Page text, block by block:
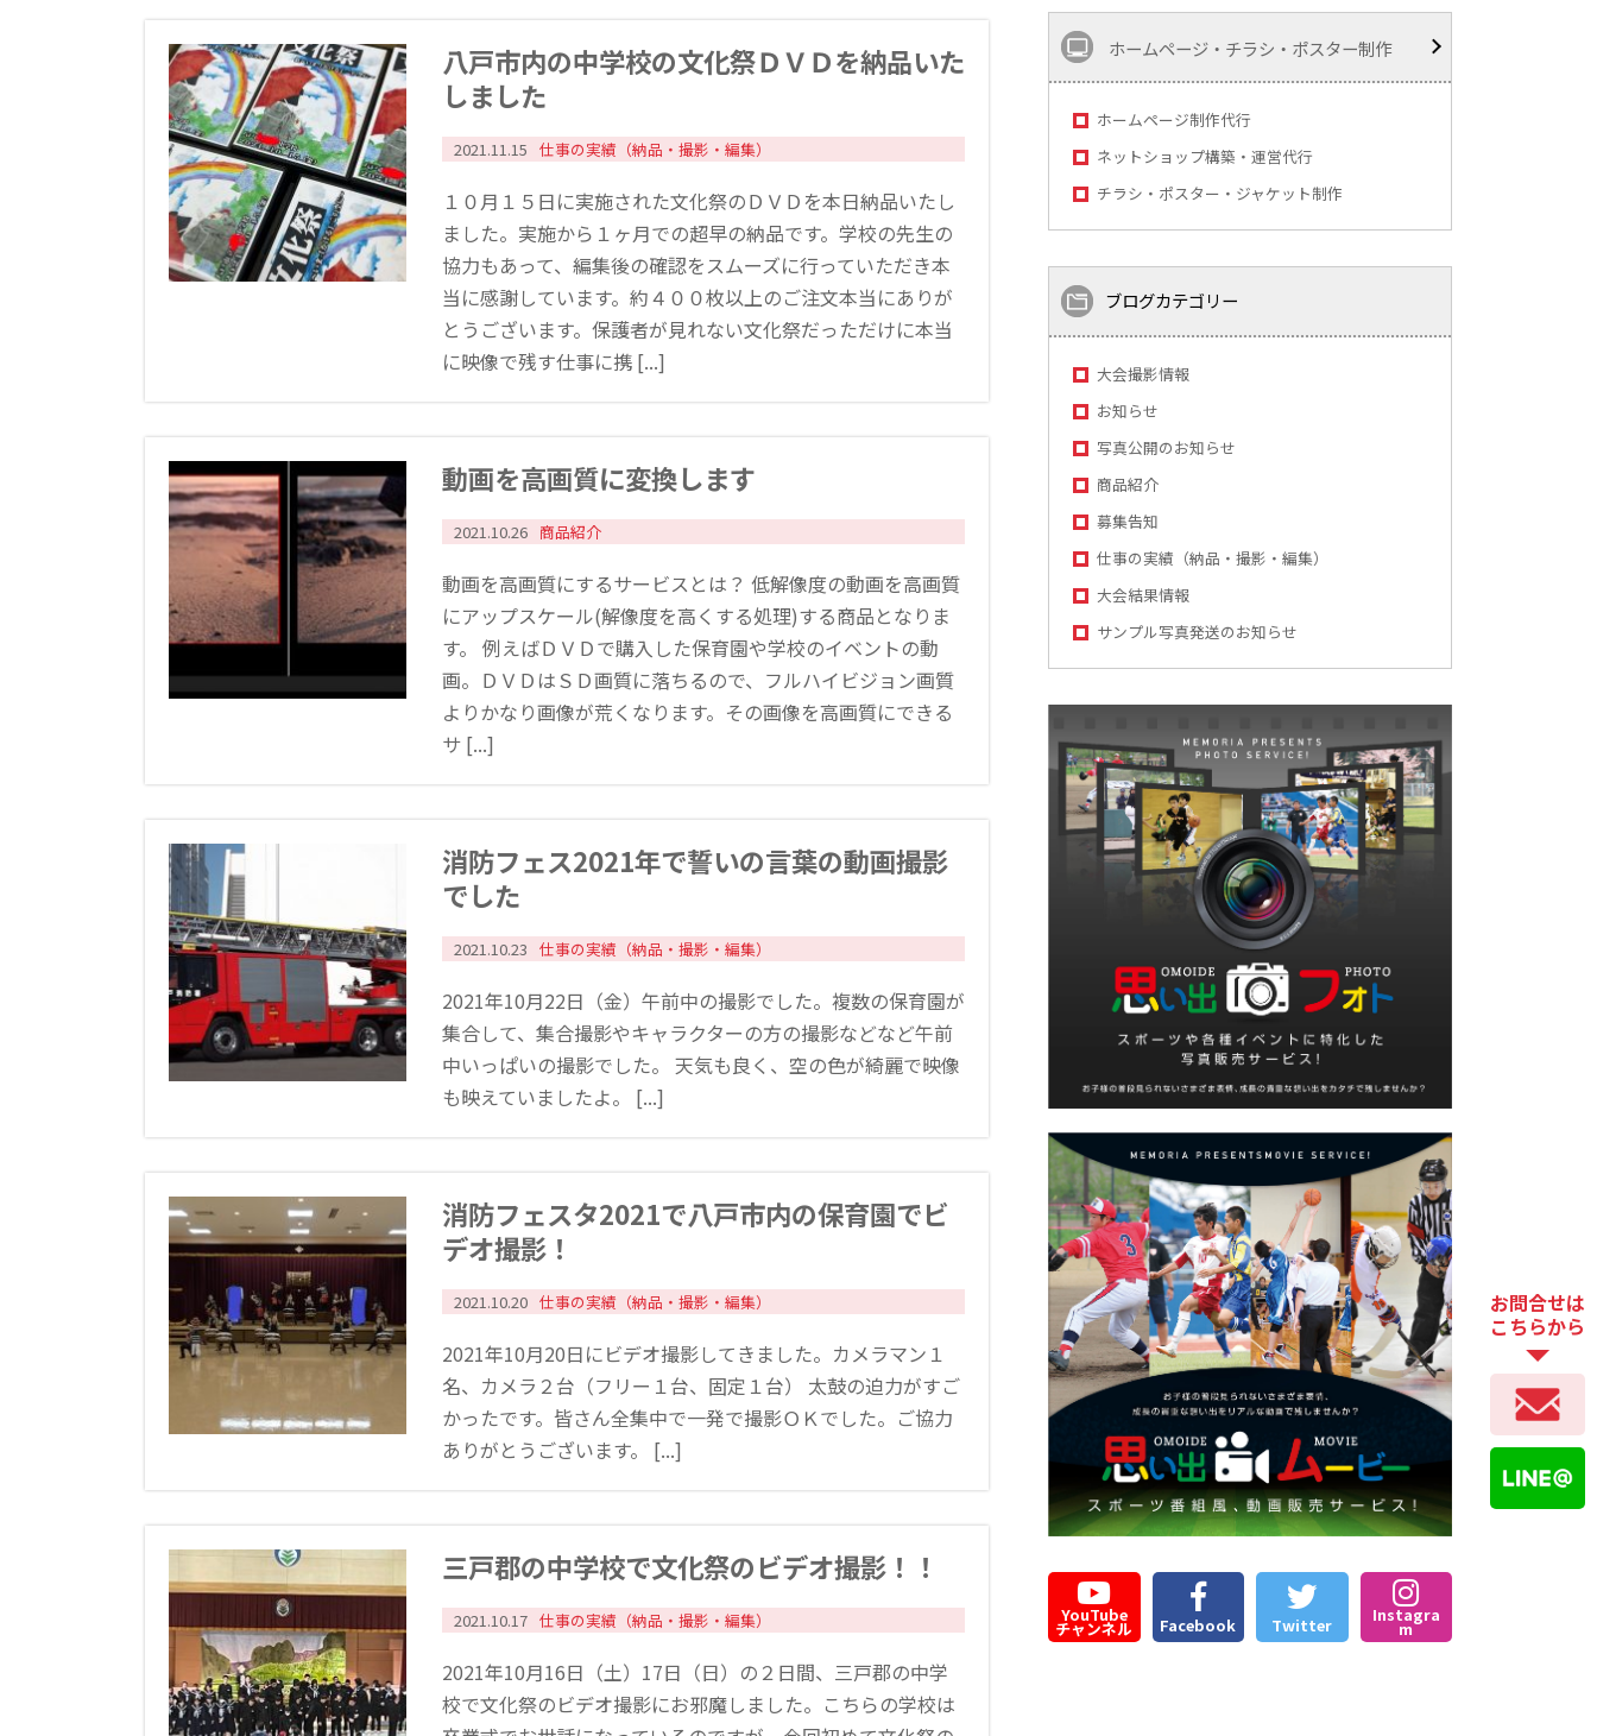
八戸市内の中学校の文化祭ＤＶＤを納品いた
しました
2021.11.15 仕事の実績（納品・撮影・編集）
１０月１５日に実施された文化祭のＤＶＤを本日納品いたし
ました。実施から１ヶ月での超早の納品です。学校の先生の
協力もあって、編集後の確認をスムーズに行っていただき本
当に感謝しています。約４００枚以上のご注文本当にありが
とうございます。保護者が見れない文化祭だっただけに本当
に映像で残す仕事に携 [...]
動画を高画質に変換します
2021.10.26 商品紹介
動画を高画質にするサービスとは？ 低解像度の動画を高画質
にアップ​スケール(解像度を高くする処理)する商品となりま
す。 例えばＤＶＤで購入した保育園や学校のイベントの動
画。ＤＶＤはＳＤ画質に落ちるので、フルハイビジョン画質
よりかなり画像が荒くなります。その画像を高画質にできる
サ [...]
消防フェス2021年で誓いの言葉の動画撮影
でした
2021.10.23 仕事の実績（納品・撮影・編集）
2021年10月22日（金）午前中の撮影でした。複数の保育園が
集合して、集合撮影やキャラクターの方の撮影などなど午前
中いっぱいの撮影でした。 天気も良く、空の色が綺麗で映像
も映えていましたよ。 [...]
消防フェスタ2021で八戸市内の保育園でビ
デオ撮影！
2021.10.20 仕事の実績（納品・撮影・編集）
2021年10月20日にビデオ撮影してきました。カメラマン１
名、カメラ２台（フリー１台、固定１台） 太鼓の迫力がすご
かったです。皆さん全集中で一発で撮影ＯＫでした。ご協力
ありがとうございます。 [...]
三戸郡の中学校で文化祭のビデオ撮影！！
2021.10.17 仕事の実績（納品・撮影・編集）
2021年10月16日（土）17日（日）の２日間、三戸郡の中学
校で文化祭のビデオ撮影にお邪魔しました。こちらの学校は
ホームページ・チラシ・ポスター制作
ホームページ制作代行
ネットショップ構築・運営代行
チラシ・ポスター・ジャケット制作
ブログカテゴリー
大会撮影情報
お知らせ
写真公開のお知らせ
商品紹介
募集告知
仕事の実績（納品・撮影・編集）
大会結果情報
サンプル写真発送のお知らせ
YouTube
チャンネル Facebook Twitter Instagra
m
お問合せは
こちらから